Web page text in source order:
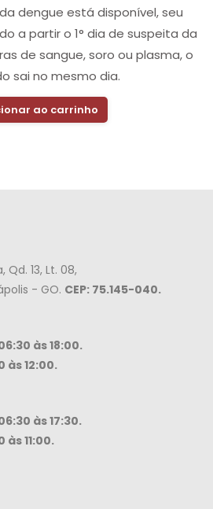
dengue está disponível, seu
a partir o 1° dia de suspeita da
de sangue, soro ou plasma, o
sai no mesmo dia.
ao carrinho
13, Lt. 08,
- GO. CEP: 75.145-040.
às 18:00.
às 12:00.
às 17:30.
às 11:00.